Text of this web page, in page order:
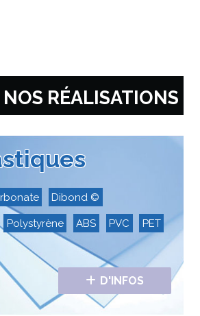
RÉALISATIONS
Dibond ©
Polystyrène ABS PVC PET
D'INFOS